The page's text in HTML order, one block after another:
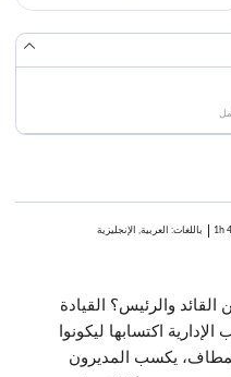
1h باللغات: العربية, الإنجليزية
والرئيس؟ القيادة
اكتسابها ليكونوا
يكسب المديرون